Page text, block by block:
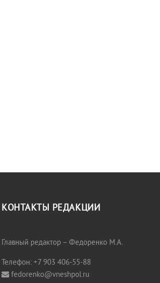
КОНТАКТЫ РЕДАКЦИИ
Главный редактор – Федоренко М.А.
Телефон: +7 903 406-55-88
fedorenko@vneshpol.ru